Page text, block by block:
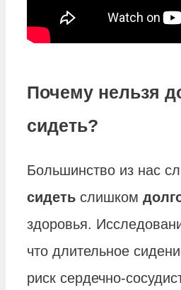
Почему нельзя
сидеть?
Большинство из нас
сидеть слишком
здоровья.
что длительное
риск сердечно-